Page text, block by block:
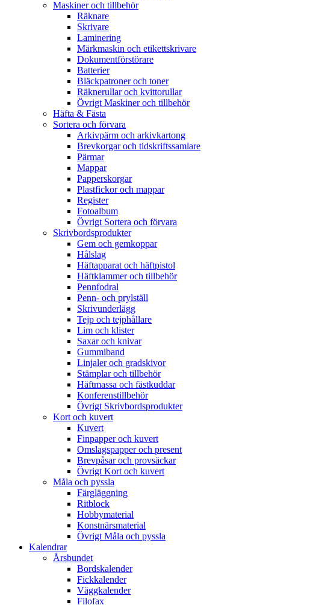
Maskiner och tillbehör
Räknare
Skrivare
Laminering
Märkmaskin och etikettskrivare
Dokumentförstörare
Batterier
Bläckpatroner och toner
Räknerullar och kvittorullar
Övrigt Maskiner och tillbehör
Häfta & Fästa
Sortera och förvara
Arkivpärm och arkivkartong
Brevkorgar och tidskriftssamlare
Pärmar
Mappar
Papperskorgar
Plastfickor och mappar
Register
Fotoalbum
Övrigt Sortera och förvara
Skrivbordsprodukter
Gem och gemkoppar
Hålslag
Häftapparat och häftpistol
Häftklammer och tillbehör
Pennfodral
Penn- och prylställ
Skrivunderlägg
Tejp och tejphållare
Lim och klister
Saxar och knivar
Gummiband
Linjaler och gradskivor
Stämplar och tillbehör
Häftmassa och fästkuddar
Konferenstillbehör
Övrigt Skrivbordsprodukter
Kort och kuvert
Kuvert
Finpapper och kuvert
Omslagspapper och present
Brevpåsar och provsäckar
Övrigt Kort och kuvert
Måla och pyssla
Färgläggning
Ritblock
Hobbymaterial
Konstnärsmaterial
Övrigt Måla och pyssla
Kalendrar
Årsbundet
Bordskalender
Fickkalender
Väggkalender
Filofax